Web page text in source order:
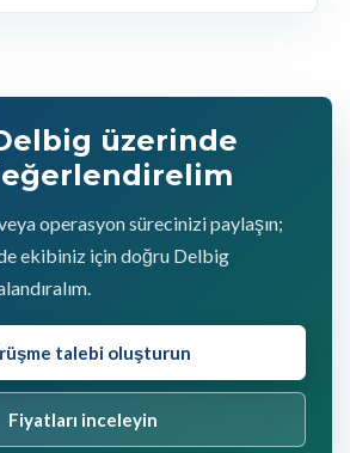
üzerinde
operasyon sürecinizi paylaşın;
ekibiniz için doğru Delbig
talebi oluşturun
Fiyatları inceleyin